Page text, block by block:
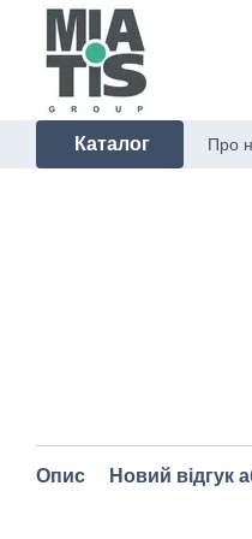
Перейти до основного
Каталог Про
Опис Новий відгук